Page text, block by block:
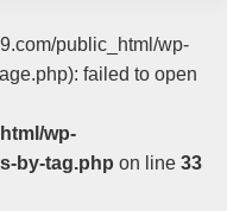
public_html/wp-
failed to open
wp-
by-tag.php on line 33